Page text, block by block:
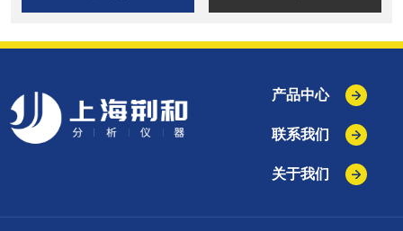
产品中心
联系我们
关于我们